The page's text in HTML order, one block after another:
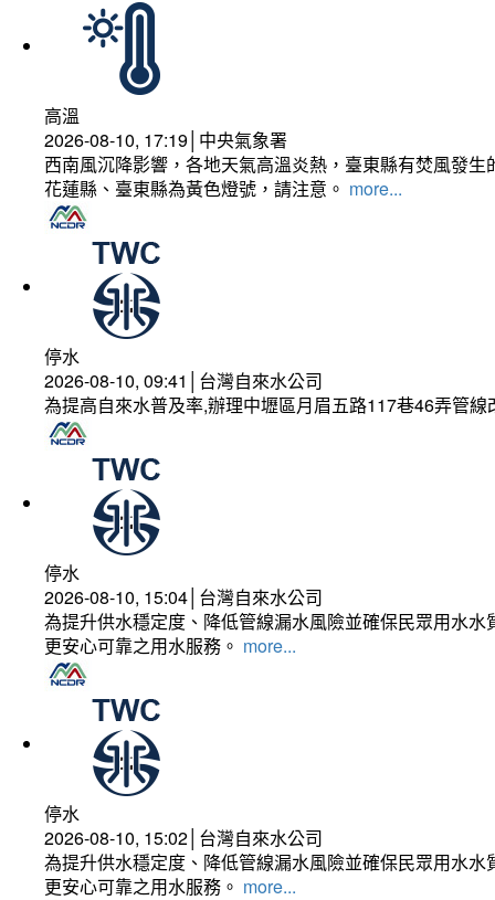
高溫
2026-08-10, 17:19│中央氣象署
西南風沉降影響，各地天氣高溫炎熱，臺東縣有焚風發
花蓮縣、臺東縣為黃色燈號，請注意。 more...
停水
2026-08-10, 09:41│台灣自來水公司
為提高自來水普及率,辦理中壢區月眉五路117巷46弄管
停水
2026-08-10, 15:04│台灣自來水公司
為提升供水穩定度、降低管線漏水風險並確保民眾用水
更安心可靠之用水服務。 more...
停水
2026-08-10, 15:02│台灣自來水公司
為提升供水穩定度、降低管線漏水風險並確保民眾用水
更安心可靠之用水服務。 more...